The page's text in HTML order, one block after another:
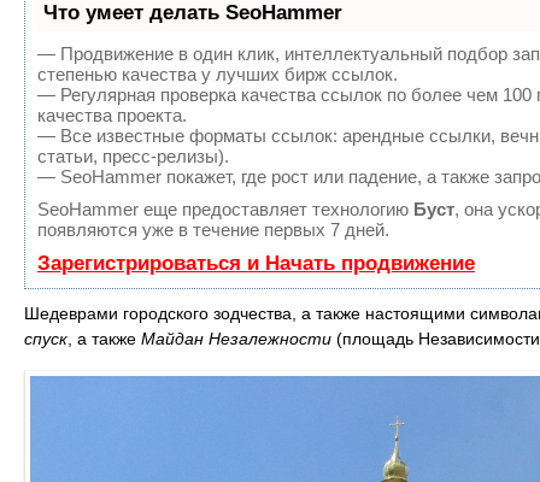
Что умеет делать SeoHammer
— Продвижение в один клик, интеллектуальный подбор
степенью качества у лучших бирж ссылок.
— Регулярная проверка качества ссылок по более чем
качества проекта.
— Все известные форматы ссылок: арендные ссылки,
статьи, пресс-релизы).
— SeoHammer покажет, где рост или падение, а также
SeoHammer еще предоставляет технологию Буст, она
появляются уже в течение первых 7 дней.
Зарегистрироваться и Начать продвижение
Шедеврами городского зодчества, а также настоящими
спуск, а также Майдан Незалежности (площадь